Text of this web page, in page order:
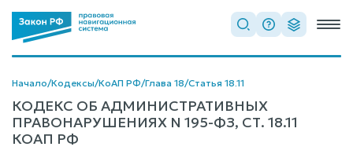
Начало/Кодексы/КоАП РФ/Глава 18/Статья 18.11
КОДЕКС ОБ АДМИНИСТРАТИВНЫХ
ПРАВОНАРУШЕНИЯХ N 195-ФЗ, СТ. 18.11
КОАП РФ